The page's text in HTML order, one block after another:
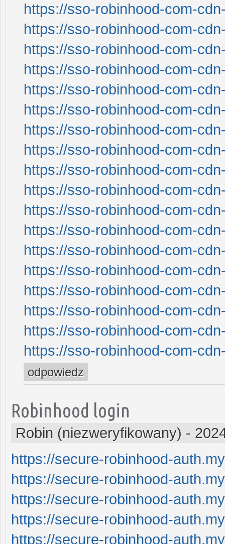
https://sso-robinhood-com-
https://sso-robinhood-com-
https://sso-robinhood-com-
https://sso-robinhood-com-
https://sso-robinhood-com-
https://sso-robinhood-com-
https://sso-robinhood-com-
https://sso-robinhood-com-
https://sso-robinhood-com-
https://sso-robinhood-com-
https://sso-robinhood-com-
https://sso-robinhood-com-
https://sso-robinhood-com-
https://sso-robinhood-com-
https://sso-robinhood-com-
https://sso-robinhood-com-
https://sso-robinhood-com-
https://sso-robinhood-com-
odpowiedz
Robinhood login
Robin (niezweryfikowany) -
https://secure-robinhood-
https://secure-robinhood-
https://secure-robinhood-
https://secure-robinhood-
https://secure-robinhood-